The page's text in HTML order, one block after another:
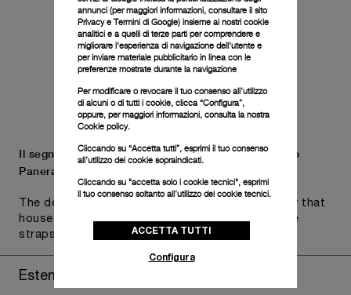
Il segnatempo viene fornito all'interno del cofanetto
Panerai.
The design includes a convenient drawer or a tray that
houses the second strap and tools to change the
straps, if applicable to the specific watch model.
Estendi la garanzia
annunci (per maggiori informazioni, consultare il sito
Privacy e Termini di Google) insieme ai nostri cookie
analitici e a quelli di terze parti per comprendere e
migliorare l'esperienza di navigazione dell'utente e
per inviare materiale pubblicitario in linea con le
preferenze mostrate durante la navigazione
Per modificare o revocare il tuo consenso all’utilizzo
di alcuni o di tutti i cookie, clicca “Configura”,
oppure, per maggiori informazioni, consulta la nostra
Cookie policy.
Cliccando su “Accetta tutti”, esprimi il tuo consenso
all’utilizzo dei cookie sopraindicati.
Cliccando su "accetta solo i cookie tecnici", esprimi
il tuo consenso soltanto all’utilizzo dei cookie tecnici.
ACCETTA TUTTI
Configura